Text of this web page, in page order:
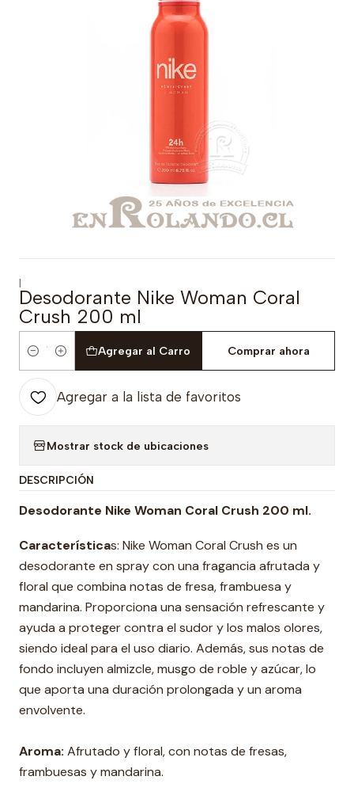
|
Desodorante Nike Woman Coral
Crush 200 ml
Cantidad
Agregar al Carro Comprar ahora
Agregar a la lista de favoritos
Mostrar stock de ubicaciones
DESCRIPCIÓN
Desodorante Nike Woman Coral Crush 200 ml.
Características: Nike Woman Coral Crush es un
desodorante en spray con una fragancia afrutada y
floral que combina notas de fresa, frambuesa y
mandarina. Proporciona una sensación refrescante y
ayuda a proteger contra el sudor y los malos olores,
siendo ideal para el uso diario. Además, sus notas de
fondo incluyen almizcle, musgo de roble y azúcar, lo
que aporta una duración prolongada y un aroma
envolvente.
Aroma: Afrutado y floral, con notas de fresas,
frambuesas y mandarina.